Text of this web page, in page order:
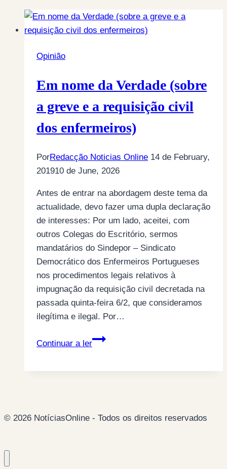
Opinião
Em nome da Verdade (sobre
a greve e a requisição civil
dos enfermeiros)
PorRedacção Noticias Online 14 de February,
201910 de June, 2026
Antes de entrar na abordagem deste tema da
actualidade, devo fazer uma dupla declaração
de interesses: Por um lado, aceitei, com
outros Colegas do Escritório, sermos
mandatários do Sindepor – Sindicato
Democrático dos Enfermeiros Portugueses
nos procedimentos legais relativos à
impugnação da requisição civil decretada na
passada quinta-feira 6/2, que consideramos
ilegítima e ilegal. Por…
Continuar a ler
Em
greve
© 2026 NotíciasOnline - Todos os direitos reservados